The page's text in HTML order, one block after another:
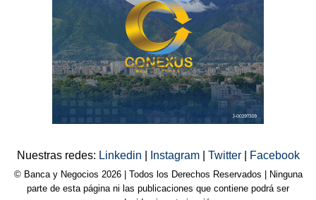
Nuestras redes: Linkedin Instagram Twitter Facebook
© Banca y Negocios 2026 | Todos los Derechos Reservados | Ninguna
parte de esta página ni las publicaciones que contiene podrá ser